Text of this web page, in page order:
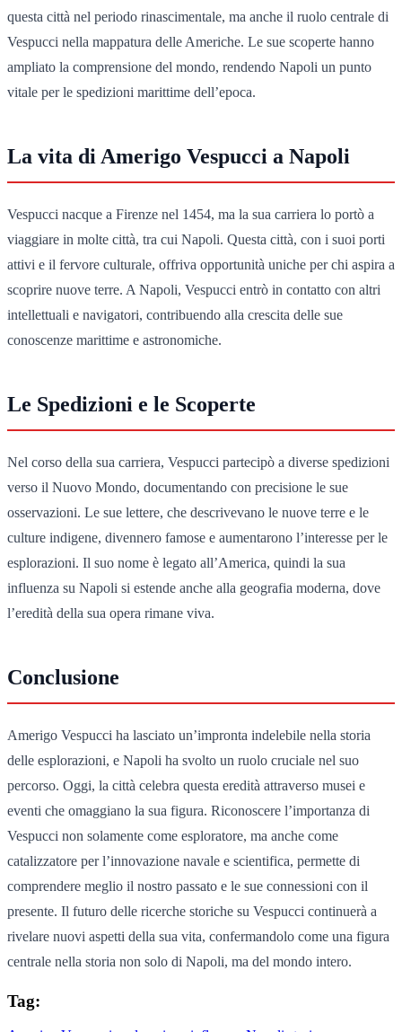
questa città nel periodo rinascimentale, ma anche il ruolo centrale di
Vespucci nella mappatura delle Americhe. Le sue scoperte hanno
ampliato la comprensione del mondo, rendendo Napoli un punto
vitale per le spedizioni marittime dell’epoca.
La vita di Amerigo Vespucci a Napoli
Vespucci nacque a Firenze nel 1454, ma la sua carriera lo portò a
viaggiare in molte città, tra cui Napoli. Questa città, con i suoi porti
attivi e il fervore culturale, offriva opportunità uniche per chi aspira a
scoprire nuove terre. A Napoli, Vespucci entrò in contatto con altri
intellettuali e navigatori, contribuendo alla crescita delle sue
conoscenze marittime e astronomiche.
Le Spedizioni e le Scoperte
Nel corso della sua carriera, Vespucci partecipò a diverse spedizioni
verso il Nuovo Mondo, documentando con precisione le sue
osservazioni. Le sue lettere, che descrivevano le nuove terre e le
culture indigene, divennero famose e aumentarono l’interesse per le
esplorazioni. Il suo nome è legato all’America, quindi la sua
influenza su Napoli si estende anche alla geografia moderna, dove
l’eredità della sua opera rimane viva.
Conclusione
Amerigo Vespucci ha lasciato un’impronta indelebile nella storia
delle esplorazioni, e Napoli ha svolto un ruolo cruciale nel suo
percorso. Oggi, la città celebra questa eredità attraverso musei e
eventi che omaggiano la sua figura. Riconoscere l’importanza di
Vespucci non solamente come esploratore, ma anche come
catalizzatore per l’innovazione navale e scientifica, permette di
comprendere meglio il nostro passato e le sue connessioni con il
presente. Il futuro delle ricerche storiche su Vespucci continuerà a
rivelare nuovi aspetti della sua vita, confermandolo come una figura
centrale nella storia non solo di Napoli, ma del mondo intero.
Tag: